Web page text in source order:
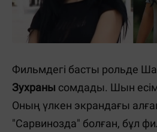
Фильмдегі басты рольде
Зухраны сомдады. Шын
Оның үлкен экрандағы
"Сарвинозда" болған, бұл